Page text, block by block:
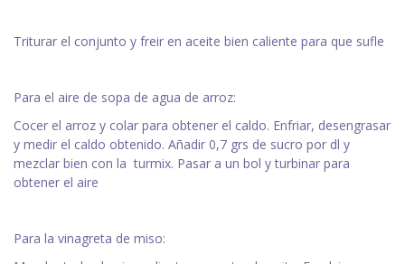
Triturar el conjunto y freir en aceite bien caliente para que sufle
Para el aire de sopa de agua de arroz:
Cocer el arroz y colar para obtener el caldo. Enfriar, desengrasar
y medir el caldo obtenido. Añadir 0,7 grs de sucro por dl y
mezclar bien con la turmix. Pasar a un bol y turbinar para
obtener el aire
Para la vinagreta de miso: